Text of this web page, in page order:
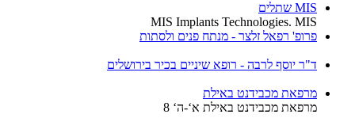
MIS שתלים
MIS Implants Technologies. MIS
פרופ' רפאל זלצר - מנתח פנים ולסתות
ד"ר יוסף לרבה - רופא שיניים בכיר בירושלים
מרפאת מכבידנט באילת
מרפאת מכבידנט באילת א‘-ה‘ 8